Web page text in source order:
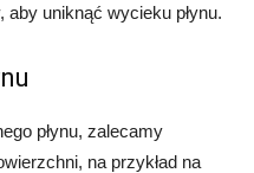
uniknąć wycieku płynu.
płynu, zalecamy
na przykład na